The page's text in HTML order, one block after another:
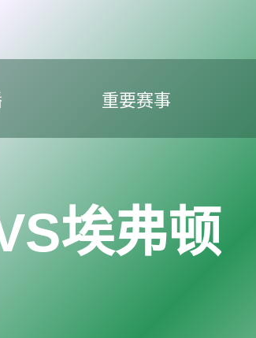
重要赛事
埃弗顿